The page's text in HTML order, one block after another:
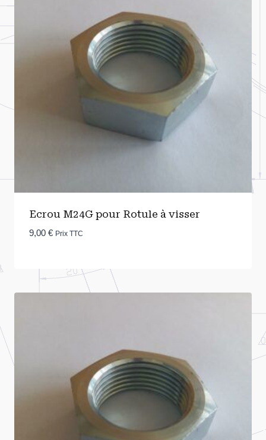
Ecrou M24G pour Rotule à visser
9,00 € Prix TTC